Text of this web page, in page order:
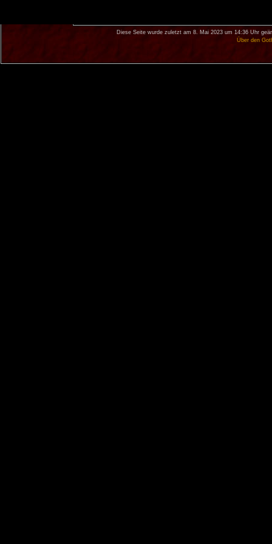
Diese Seite wurde zuletzt am 8. Mai 2023 um 14:36 Uhr
Über den